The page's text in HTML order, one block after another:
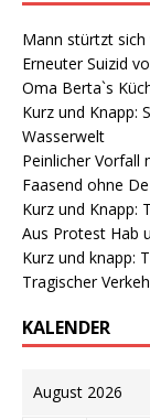
Mann stürtzt sich
Erneuter Suizid
Oma Berta`s
Kurz und Knapp:
Wasserwelt
Peinlicher Vorfall
Faasend ohne
Kurz und Knapp:
Aus Protest Hab
Kurz und knapp:
Tragischer
KALENDER
August 2026